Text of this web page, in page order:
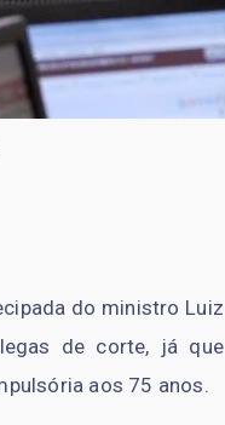
do ministro Luiz
de corte, já que
aos 75 anos.